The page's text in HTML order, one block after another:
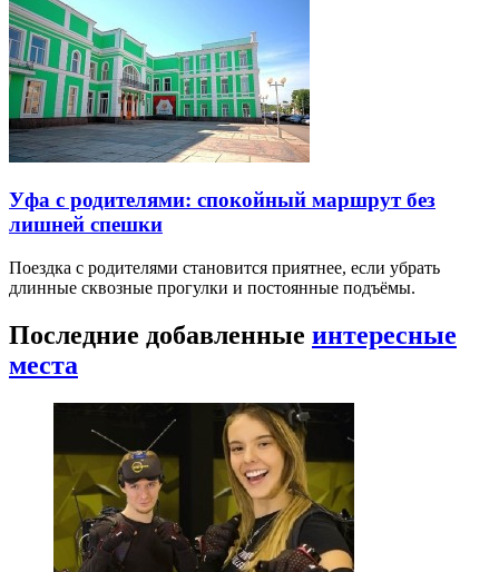
Уфа с родителями: спокойный маршрут без
лишней спешки
Поездка с родителями становится приятнее, если убрать
длинные сквозные прогулки и постоянные подъёмы.
Последние добавленные интересные
места